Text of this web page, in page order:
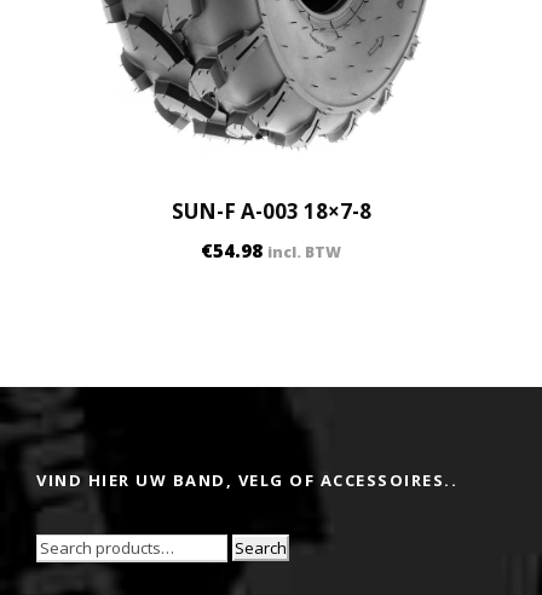
SUN-F A-003 18×7-8
€54.98 incl. BTW
VIND HIER UW BAND, VELG OF ACCESSOIRES..
Search